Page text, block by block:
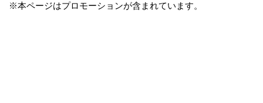
※本ページはプロモーションが含まれています。